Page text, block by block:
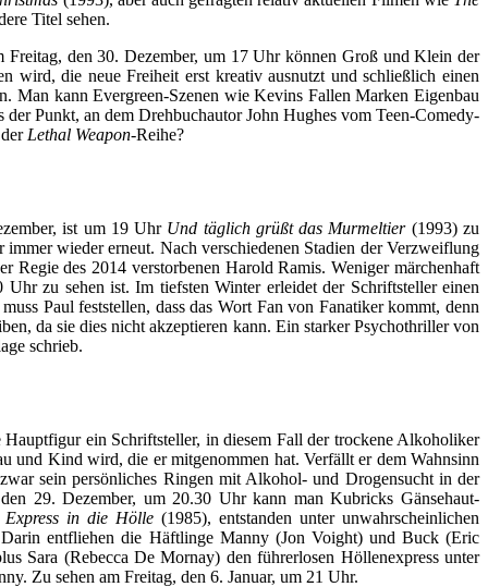
Titel sehen.
den 30. Dezember, um 17 Uhr können Groß und Klein der
wird, die neue Freiheit erst kreativ ausnutzt und schließlich einen
Man kann Evergreen-Szenen wie Kevins Fallen Marken Eigenbau
Punkt, an dem Drehbuchautor John Hughes vom Teen-Comedy-
Lethal Weapon-Reihe?
ist um 19 Uhr Und täglich grüßt das Murmeltier(1993) zu
wieder erneut. Nach verschiedenen Stadien der Verzweiflung
Regie des 2014 verstorbenen Harold Ramis. Weniger märchenhaft
zu sehen ist. Im tiefsten Winter erleidet der Schriftsteller einen
Paul feststellen, dass das Wort Fan von Fanatiker kommt, denn
da sie dies nicht akzeptieren kann. Ein starker Psychothriller von
schrieb.
ein Schriftsteller, in diesem Fall der trockene Alkoholiker
und Kind wird, die er mitgenommen hat. Verfällt er dem Wahnsinn
sein persönliches Ringen mit Alkohol- und Drogensucht in der
29. Dezember, um 20.30 Uhr kann man Kubricks Gänsehaut-
in die Hölle (1985), entstanden unter unwahrscheinlichen
entfliehen die Häftlinge Manny (Jon Voight) und Buck (Eric
Sara (Rebecca De Mornay) den führerlosen Höllenexpress unter
Zu sehen am Freitag, den 6. Januar, um 21 Uhr.